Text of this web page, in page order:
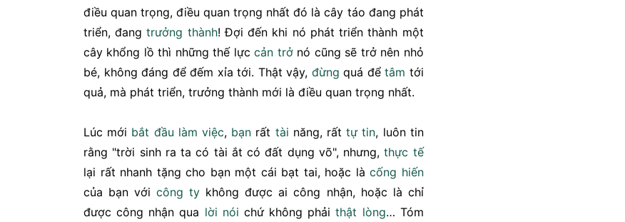
điều quan trọng, điều quan trọng nhất đó là cây táo đang phát
triển, đangtrưởng thành! Đợi đến khi nó phát triển thành một
cây khổng lồ thì những thế lựccản trởnó cũng sẽ trở nên nhỏ
bé, không đáng để đếm xỉa tới. Thật vậy, đừng quá đểtâm tới
quả, mà phát triển, trưởng thành mới là điều quan trọng nhất.
Lúc mới bắt đầu làm việc, bạn rất tài năng, rấttự tin, luôn tin
rằng "trời sinh ra ta có tài ắt có đất dụng võ", nhưng,thực tế
lại rất nhanh tặng cho bạn một cái bạt tai, hoặc làcống hiến
của bạn vớicông ty không được ai công nhận, hoặc là chỉ
được công nhận qua lời nói chứ không phảithật lòng… Tóm